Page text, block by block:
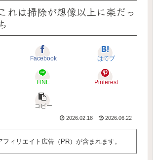
れは掃除が想像以上に楽だっ
Facebook はてブ
LINE Pinterest
コピー
2026.02.18 2026.06.22
フィリエイト広告（PR）が含まれます。